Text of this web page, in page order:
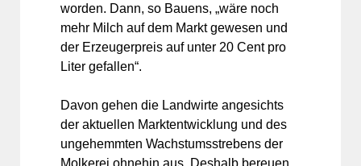
worden. Dann, so Bauens, „wäre noch
mehr Milch auf dem Markt gewesen und
der Erzeugerpreis auf unter 20 Cent pro
Liter gefallen“.
Davon gehen die Landwirte angesichts
der aktuellen Marktentwicklung und des
ungehemmten Wachstumsstrebens der
Molkerei ohnehin aus. Deshalb bereuen